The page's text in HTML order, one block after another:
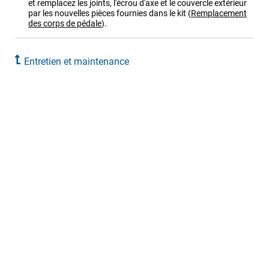
et remplacez les joints, l'écrou d'axe et le couvercle extérieur
par les nouvelles pièces fournies dans le kit (Remplacement
des corps de pédale).
Entretien et maintenance